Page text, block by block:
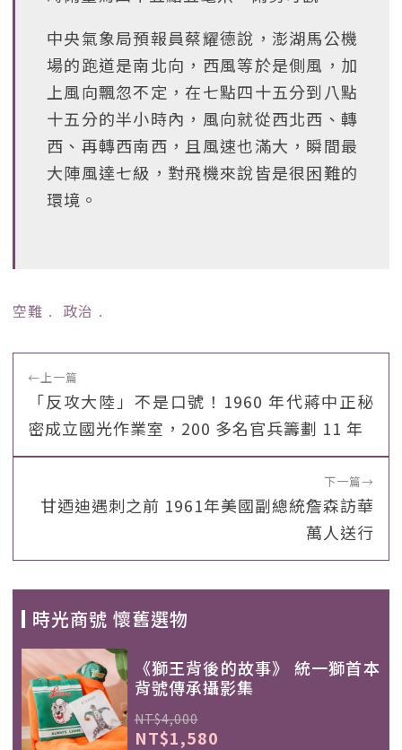
中央氣象局預報員蔡耀德說，澎湖馬公機
場的跑道是南北向，西風等於是側風，加
上風向飄忽不定，在七點四十五分到八點
十五分的半小時內，風向就從西北西、轉
西、再轉西南西，且風速也滿大，瞬間最
大陣風達七級，對飛機來說皆是很困難的
環境。
空難 ﹒ 政治 ﹒
←上一篇
「反攻大陸」不是口號！1960 年代蔣中正秘
密成立國光作業室，200 多名官兵籌劃 11 年
下一篇→
甘迺迪遇刺之前 1961年美國副總統詹森訪華
萬人送行
時光商號 懷舊選物
《獅王背後的故事》 統一獅首本
背號傳承攝影集
NT$4,000
NT$1,580